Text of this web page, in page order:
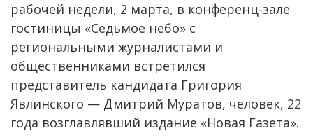
рабочей недели, 2 марта, в конференц-зале
гостиницы «Седьмое небо» с
региональными журналистами и
общественниками встретился
представитель кандидата Григория
Явлинского — Дмитрий Муратов, человек, 22
года возглавлявший издание «Новая Газета».